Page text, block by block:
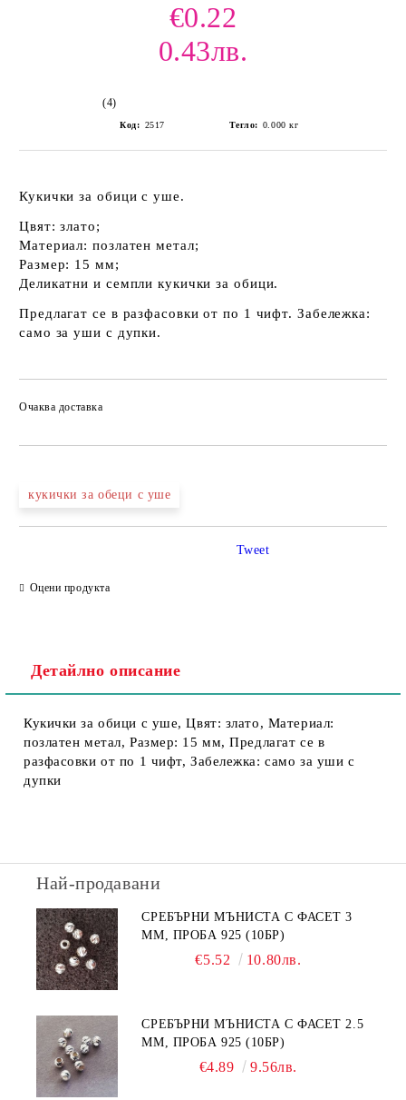
€0.22
0.43лв.
(4)
Код: 2517 Тегло: 0.000 кг
Кукички за обици с уше.
Цвят: злато;
Материал: позлатен метал;
Размер: 15 мм;
Деликатни и семпли кукички за обици.
Предлагат се в разфасовки от по 1 чифт. Забележка:
само за уши с дупки.
Очаква доставка
кукички за обеци с уше
Оцени продукта
Tweet
Детайлно описание
Кукички за обици с уше, Цвят: злато, Материал:
позлатен метал, Размер: 15 мм, Предлагат се в
разфасовки от по 1 чифт, Забележка: само за уши с
дупки
Най-продавани
СРЕБЪРНИ МЪНИСТА С ФАСЕТ 3
ММ, ПРОБА 925 (10БР)
€5.52 10.80лв.
СРЕБЪРНИ МЪНИСТА С ФАСЕТ 2.5
ММ, ПРОБА 925 (10БР)
€4.89 9.56лв.